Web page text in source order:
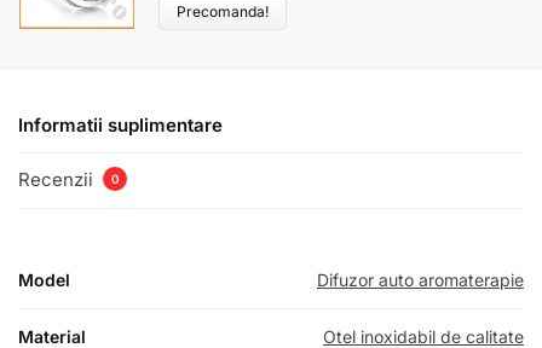
Precomanda!
Informatii suplimentare
Recenzii 0
Model Difuzor auto aromaterapie
Material Otel inoxidabil de calitate